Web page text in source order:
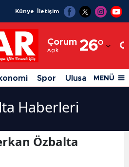
Künye İletişim
Çorum
Açık 26°
Adıyaman
Afyonkarahisar
Ağrı
Amasya
Ankara
Antalya
Spor Ulusal Siyaset
MENÜ
Haberleri
Özbalta